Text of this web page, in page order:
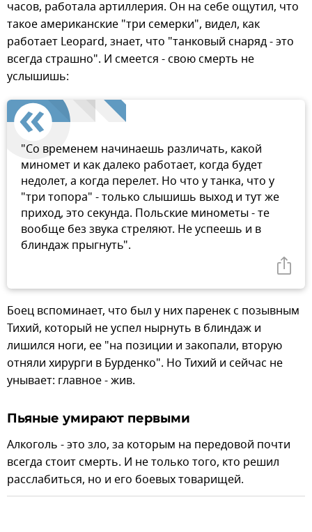
часов, работала артиллерия. Он на себе ощутил, что
такое американские "три семерки", видел, как
работает Leopard, знает, что "танковый снаряд - это
всегда страшно". И смеется - свою смерть не
услышишь:
"Со временем начинаешь различать, какой
миномет и как далеко работает, когда будет
недолет, а когда перелет. Но что у танка, что у
"три топора" - только слышишь выход и тут же
приход, это секунда. Польские минометы - те
вообще без звука стреляют. Не успеешь и в
блиндаж прыгнуть".
Боец вспоминает, что был у них паренек с позывным
Тихий, который не успел нырнуть в блиндаж и
лишился ноги, ее "на позиции и закопали, вторую
отняли хирурги в Бурденко". Но Тихий и сейчас не
унывает: главное - жив.
Пьяные умирают первыми
Алкоголь - это зло, за которым на передовой почти
всегда стоит смерть. И не только того, кто решил
расслабиться, но и его боевых товарищей.